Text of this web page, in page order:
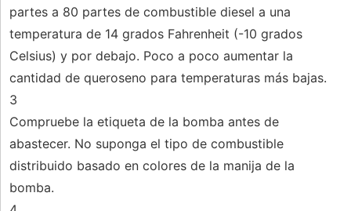
partes a 80 partes de combustible diesel a una
temperatura de 14 grados Fahrenheit (-10 grados
Celsius) y por debajo. Poco a poco aumentar la
cantidad de queroseno para temperaturas más bajas.
3
Compruebe la etiqueta de la bomba antes de
abastecer. No suponga el tipo de combustible
distribuido basado en colores de la manija de la
bomba.